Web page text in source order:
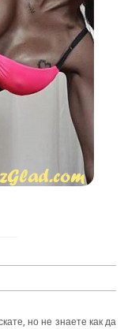
но не знаете как да